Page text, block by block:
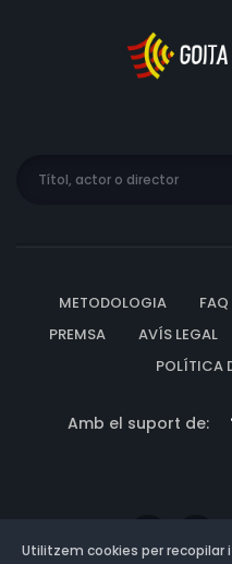
METODOLOGIA FAQ
PREMSA
AVÍS LEGAL
POLÍTICA
Amb el suport de:
Utilitzem cookies per recopilar